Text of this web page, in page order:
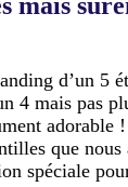
d’un 5
4 mais pas
adorable
que nous
spéciale